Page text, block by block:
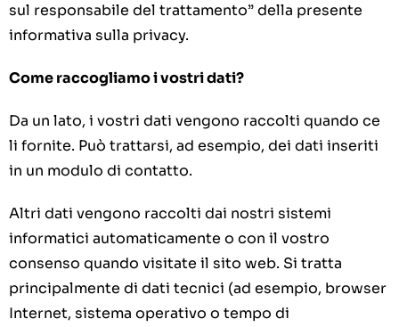
sul responsabile del trattamento” della presente
informativa sulla privacy.
Come raccogliamo i vostri dati?
Da un lato, i vostri dati vengono raccolti quando ce
li fornite. Può trattarsi, ad esempio, dei dati inseriti
in un modulo di contatto.
Altri dati vengono raccolti dai nostri sistemi
informatici automaticamente o con il vostro
consenso quando visitate il sito web. Si tratta
principalmente di dati tecnici (ad esempio, browser
Internet, sistema operativo o tempo di